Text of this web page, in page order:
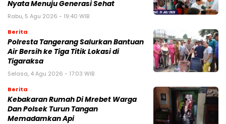
Nyata Menuju Generasi Sehat
Rabu, 5 Agu 2026 - 19:40 WIB
Berita
Polresta Tangerang Salurkan Bantuan
Air Bersih ke Tiga Titik Lokasi di
Tigaraksa
Selasa, 4 Agu 2026 - 17:03 WIB
Berita
Kebakaran Rumah Di Mrebet Warga
Dan Polsek Turun Tangan
Memadamkan Api